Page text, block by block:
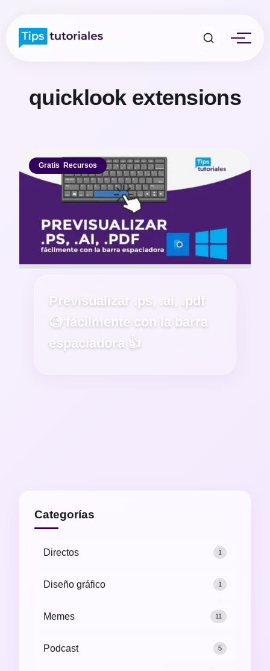
quicklook extensions
Gratis, Recursos
Previsualizar .ps, .ai, .pdf
🧐 fácilmente con la barra
espaciadora 👍
Categorías
Directos 1
Diseño gráfico 1
Memes 11
Podcast 5